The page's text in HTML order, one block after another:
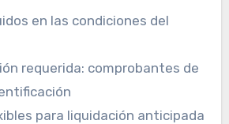
en las condiciones del
requerida: comprobantes de
para liquidación anticipada